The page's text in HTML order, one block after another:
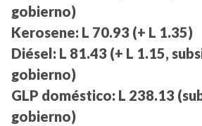
gobierno)
Kerosene: L 70.93 (+ L 1.35)
Diésel: L 81.43 (+ L 1.15,
gobierno)
GLP doméstico: L 238.13
gobierno)